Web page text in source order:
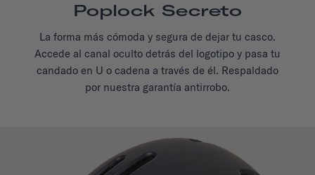
Poplock Secreto
La forma más cómoda y segura de dejar tu casco.
Accede al canal oculto detrás del logotipo y pasa tu
candado en U o cadena a través de él. Respaldado
por nuestra garantía antirrobo.